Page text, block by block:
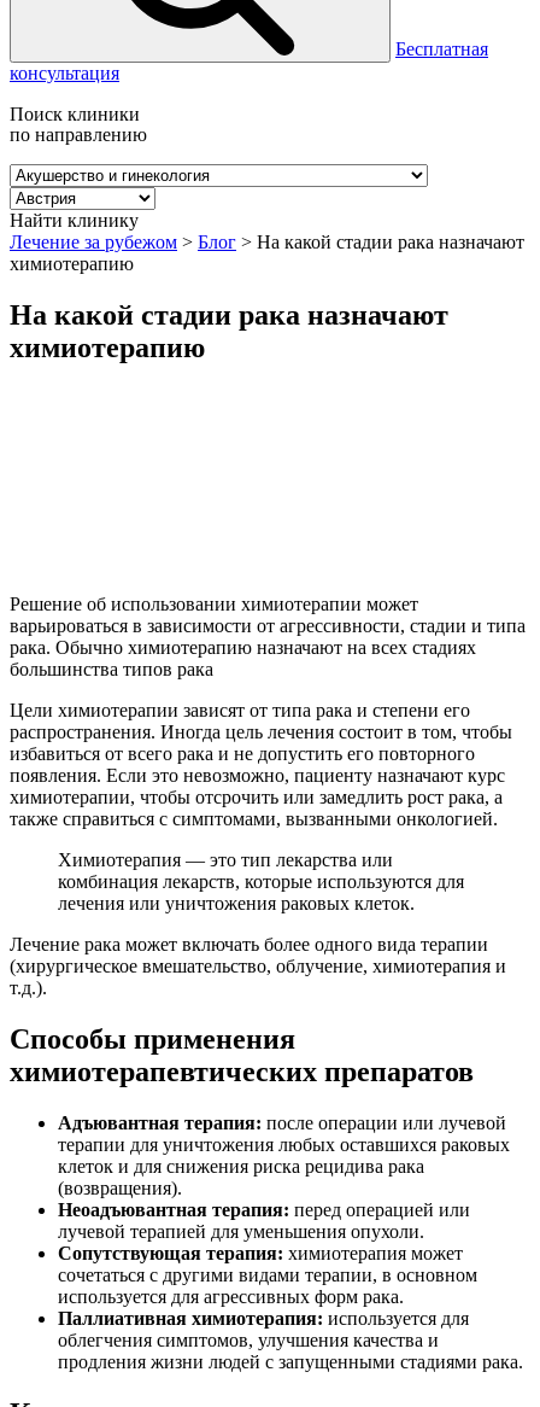
Бесплатная
консультация
Поиск клиники
по направлению
Найти клинику
Лечение за рубежом > Блог > На какой стадии рака назначают
химиотерапию
На какой стадии рака назначают
химиотерапию
Решение об использовании химиотерапии может
варьироваться в зависимости от агрессивности, стадии и типа
рака. Обычно химиотерапию назначают на всех стадиях
большинства типов рака
Цели химиотерапии зависят от типа рака и степени его
распространения. Иногда цель лечения состоит в том, чтобы
избавиться от всего рака и не допустить его повторного
появления. Если это невозможно, пациенту назначают курс
химиотерапии, чтобы отсрочить или замедлить рост рака, а
также справиться с симптомами, вызванными онкологией.
Химиотерапия — это тип лекарства или
комбинация лекарств, которые используются для
лечения или уничтожения раковых клеток.
Лечение рака может включать более одного вида терапии
(хирургическое вмешательство, облучение, химиотерапия и
т.д.).
Способы применения
химиотерапевтических препаратов
Адъювантная терапия: после операции или лучевой
терапии для уничтожения любых оставшихся раковых
клеток и для снижения риска рецидива рака
(возвращения).
Неоадъювантная терапия: перед операцией или
лучевой терапией для уменьшения опухоли.
Сопутствующая терапия: химиотерапия может
сочетаться с другими видами терапии, в основном
используется для агрессивных форм рака.
Паллиативная химиотерапия: используется для
облегчения симптомов, улучшения качества и
продления жизни людей с запущенными стадиями рака.